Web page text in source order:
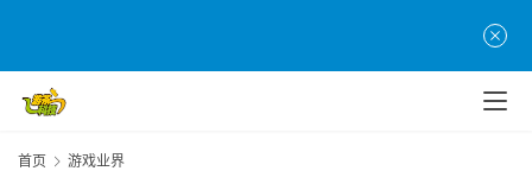
首页 游戏业界